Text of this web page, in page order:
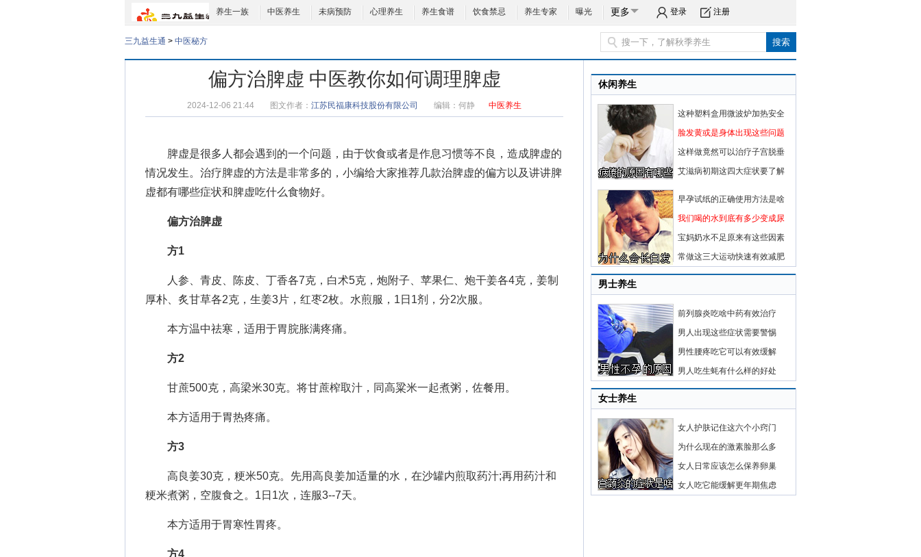
养生一族 中医养生 未病预防 心理养生 养生食谱 饮食禁忌 养生专家 曝光 更多 登录 注册
三九益生通 > 中医秘方
偏方治脾虚 中医教你如何调理脾虚
2024-12-06 21:44 图文作者： 江苏民福康科技股份有限公司 编辑： 何静 中医养生
脾虚是很多人都会遇到的一个问题，由于饮食或者是作息习惯等不良，造成脾虚的
情况发生。治疗脾虚的方法是非常多的，小编给大家推荐几款治脾虚的偏方以及讲讲脾
虚都有哪些症状和脾虚吃什么食物好。
偏方治脾虚
方1
人参、青皮、陈皮、丁香各7克，白术5克，炮附子、苹果仁、炮干姜各4克，姜制
厚朴、炙甘草各2克，生姜3片，红枣2枚。水煎服，1日1剂，分2次服。
本方温中祛寒，适用于胃脘胀满疼痛。
方2
甘蔗500克，高梁米30克。将甘蔗榨取汁，同高粱米一起煮粥，佐餐用。
本方适用于胃热疼痛。
方3
高良姜30克，粳米50克。先用高良姜加适量的水，在沙罐内煎取药汁;再用药汁和
粳米煮粥，空腹食之。1日1次，连服3--7天。
本方适用于胃寒性胃疼。
方4
休闲养生
这种塑料盒用微波炉加热安全
脸发黄或是身体出现这些问题
这样做竟然可以治疗子宫脱垂
艾滋病初期这四大症状要了解
早孕试纸的正确使用方法是啥
我们喝的水到底有多少变成尿
宝妈奶水不足原来有这些因素
常做这三大运动快速有效减肥
男士养生
前列腺炎吃啥中药有效治疗
男人出现这些症状需要警惕
男性腰疼吃它可以有效缓解
男人吃生蚝有什么样的好处
女士养生
女人护肤记住这六个小窍门
为什么现在的激素脸那么多
女人日常应该怎么保养卵巢
女人吃它能缓解更年期焦虑